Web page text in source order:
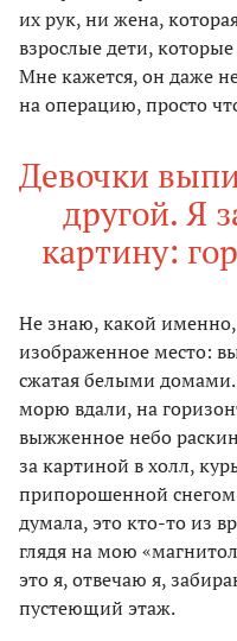
их рук, ни жена,
взрослые дети,
Мне кажется, он даже
на операцию, просто
Девочки
другой. Я
картину:
Не знаю, какой
изображенное место:
сжатая белыми домами.
морю вдали, на
выжженное небо
за картиной в холл,
припорошенной снегом
думала, это кто-то из
глядя на мою
это я, отвечаю я,
пустеющий этаж.